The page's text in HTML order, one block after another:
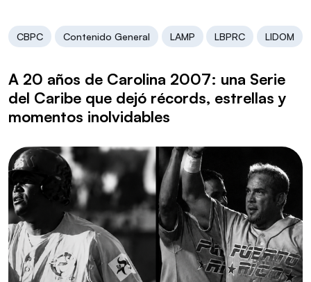
CBPC Contenido General LAMP LBPRC LIDOM
A 20 años de Carolina 2007: una Serie
del Caribe que dejó récords, estrellas y
momentos inolvidables